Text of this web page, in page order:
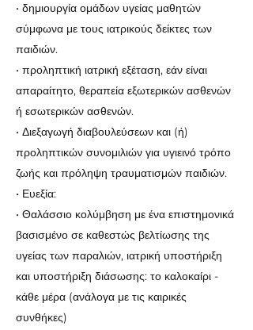
• δημιουργία ομάδων υγείας μαθητών
σύμφωνα με τους ιατρικούς δείκτες των
παιδιών.
• προληπτική ιατρική εξέταση, εάν είναι
απαραίτητο, θεραπεία εξωτερικών ασθενών
ή εσωτερικών ασθενών.
• Διεξαγωγή διαβουλεύσεων και (ή)
προληπτικών συνομιλιών για υγιεινό τρόπο
ζωής και πρόληψη τραυματισμών παιδιών.
• Ευεξία:
• Θαλάσσιο κολύμβηση με ένα επιστημονικά
βασισμένο σε καθεστώς βελτίωσης της
υγείας των παραλιών, ιατρική υποστήριξη
και υποστήριξη διάσωσης: το καλοκαίρι -
κάθε μέρα (ανάλογα με τις καιρικές
συνθήκες)